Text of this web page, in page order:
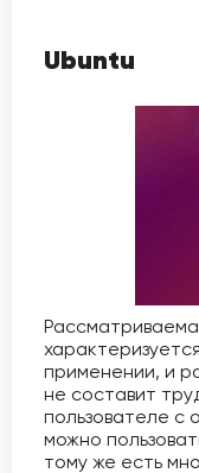
Ubuntu
применении, и
не составит
пользователе с
можно
тому же есть